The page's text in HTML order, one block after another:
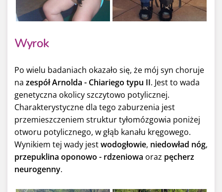
Wyrok
Po wielu badaniach okazało się, że mój syn choruje
na zespół Arnolda - Chiariego typu II. Jest to wada
genetyczna okolicy szczytowo potylicznej.
Charakterystyczne dla tego zaburzenia jest
przemieszczeniem struktur tyłomózgowia poniżej
otworu potylicznego, w głąb kanału kręgowego.
Wynikiem tej wady jestwodogłowie, niedowład nóg,
przepuklina oponowo - rdzeniowa oraz pęcherz
neurogenny.